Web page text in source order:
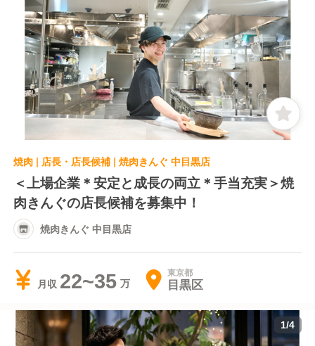
焼肉 | 店長・店長候補 | 焼肉きんぐ 中目黒店
＜上場企業＊安定と成長の両立＊手当充実＞焼
肉きんぐの店長候補を募集中！
焼肉きんぐ 中目黒店
月収 22~35 東京都
目黒区
1/4